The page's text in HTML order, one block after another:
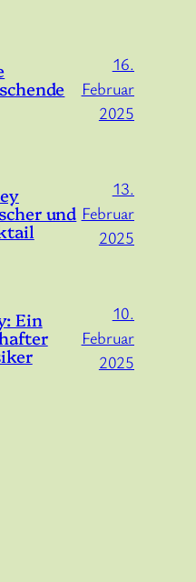
16.
Februar
2025
und
13.
Februar
2025
Ein
10.
Februar
2025